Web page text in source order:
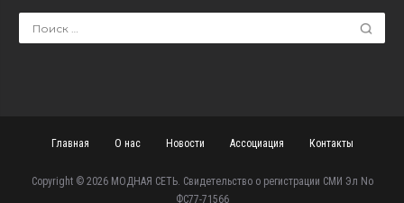
Главная О нас Новости Ассоциация Контакты
Copyright © 2026 МОДНАЯ СЕТЬ. Свидетельство о регистрации СМИ Эл No
ФС77-71566